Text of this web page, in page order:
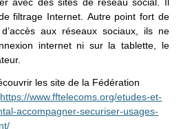
filtrage Internet. Autre point fort de
aux réseaux sociaux, ils ne
internet ni sur la tablette, le
les site de la Fédération
https://www.fftelecoms.org/etudes-et-
accompagner-securiser-usages-